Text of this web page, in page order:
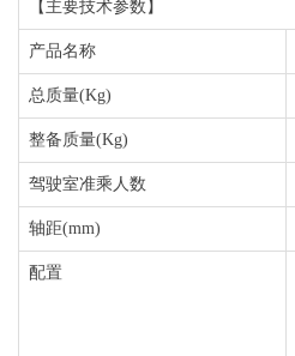
【主要技术参数】
产品名称
总质量(Kg)
整备质量(Kg)
驾驶室准乘人数
轴距(mm)
配置